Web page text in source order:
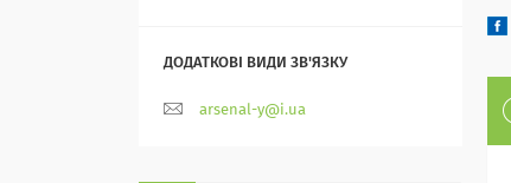
arsenal-y@i.ua